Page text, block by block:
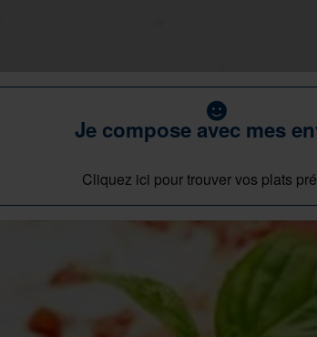
Je compose avec mes
Cliquez ici pour trouver vos plats